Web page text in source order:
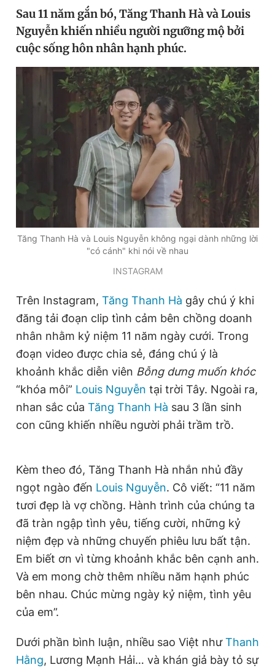
Video Magazine
Bạn cần biết
Thông tin tòa soạn Liên hệ quảng cáo
Đọc Thanh Niên trên điện thoại
Hotline
0906 645 777 0908 780 404
Đặt báo Quảng cáo RSS Tòa soạn Chính sách bảo
Tổng biên tập: Nguyễn Ngọc Toàn
Phó tổng biên tập thường trực: Hải Thành
Phó tổng biên tập: Lâm Hiếu Dũng
Phó tổng biên tập: Trần Việt Hưng
© 2003-2026 Bản quyền thuộc về Báo Thanh Niên. Cấm sao
chép dưới mọi hình thức nếu không có sự chấp thuận bằng văn
bản. Phát triển bởi ePi Technologies, JSC.
Sau 11 năm gắn bó, Tăng Thanh Hà và Louis
Nguyễn khiến nhiều người ngưỡng mộ bởi
cuộc sống hôn nhân hạnh phúc.
Tăng Thanh Hà và Louis Nguyễn không ngại dành những lời
"có cánh" khi nói về nhau
INSTAGRAM
Trên Instagram, Tăng Thanh Hà gây chú ý khi
đăng tải đoạn clip tình cảm bên chồng doanh
nhân nhằm kỷ niệm 11 năm ngày cưới. Trong
đoạn video được chia sẻ, đáng chú ý là
khoảnh khắc diễn viên Bỗng dưng muốn khóc
“khóa môi” Louis Nguyễn tại trời Tây. Ngoài ra,
nhan sắc của Tăng Thanh Hà sau 3 lần sinh
con cũng khiến nhiều người phải trầm trồ.
Kèm theo đó, Tăng Thanh Hà nhắn nhủ đầy
ngọt ngào đến Louis Nguyễn. Cô viết: “11 năm
tươi đẹp là vợ chồng. Hành trình của chúng ta
đã tràn ngập tình yêu, tiếng cười, những kỷ
niệm đẹp và những chuyến phiêu lưu bất tận.
Em biết ơn vì từng khoảnh khắc bên cạnh anh.
Và em mong chờ thêm nhiều năm hạnh phúc
bên nhau. Chúc mừng ngày kỷ niệm, tình yêu
của em”.
Dưới phần bình luận, nhiều sao Việt nhưThanh
Hằng, Lương Mạnh Hải… và khán giả bày tỏ sự